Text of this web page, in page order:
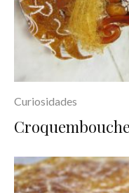
Curiosidades